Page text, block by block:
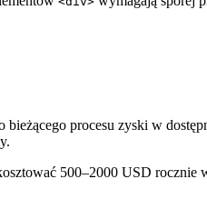
procesu zyski w
500–2000 USD rocznie